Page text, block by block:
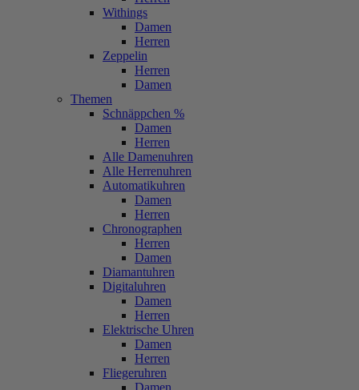
Withings
Damen
Herren
Zeppelin
Herren
Damen
Themen
Schnäppchen %
Damen
Herren
Alle Damenuhren
Alle Herrenuhren
Automatikuhren
Damen
Herren
Chronographen
Herren
Damen
Diamantuhren
Digitaluhren
Damen
Herren
Elektrische Uhren
Damen
Herren
Fliegeruhren
Damen